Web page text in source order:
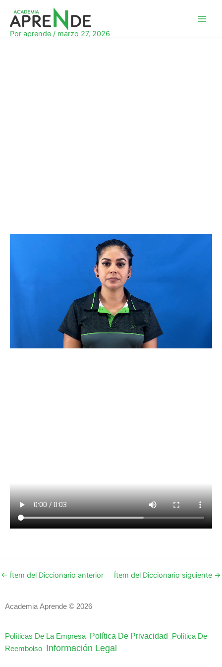
contenido
Por aprende / marzo 27, 2026
← Ítem del Diccionario anterior Ítem del Diccionario siguiente →
Academia Aprende © 2026
Políticas De La Empresa Política De Privacidad
Política De
Reembolso Información Legal